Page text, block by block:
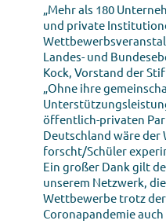
„Mehr als 180
und private
Landes- und
Kock, Vorstand der
„Ohne ihre
öffentlich-privaten
Deutschland wäre
forscht/Schüler
Ein großer Dank gilt
unserem Netzwerk,
Wettbewerbe trotz
Coronapandemie